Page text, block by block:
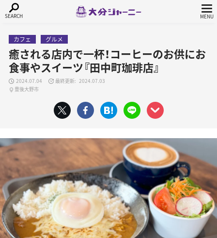
カフェ グルメ
癒される店内で一杯！コーヒーのお供にお
食事やスイーツ『田中町珈琲店』
2024.07.04
2024.07.03
豊後大野市